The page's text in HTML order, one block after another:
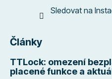
Sledovat na
Články
TTLock: omezení
placené funkce a